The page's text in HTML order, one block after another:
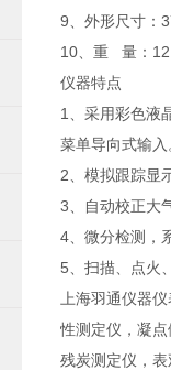
9、外形尺寸：
10、重 量：
仪器特点
1、采用彩色液
菜单导向式输入
2、模拟跟踪显
3、自动校正大
4、微分检测，
5、扫描、点火
上海羽通仪器
性测定仪，凝
残炭测定仪，